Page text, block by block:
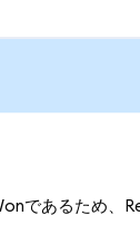
であるため、